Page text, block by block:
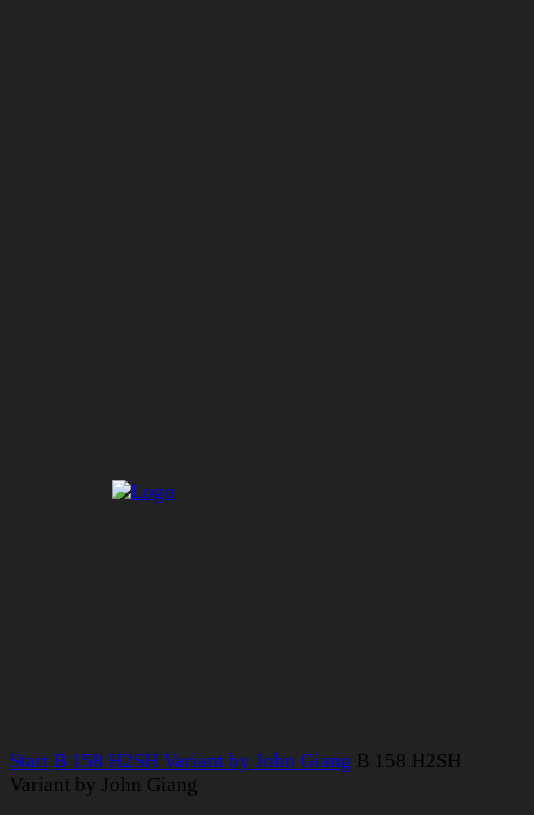
Start B 158 H2SH Variant by John Giang B 158 H2SH
Variant by John Giang